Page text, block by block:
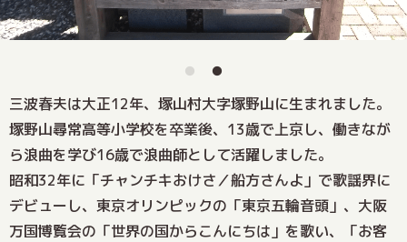
三波春夫は大正12年、塚山村大字塚野山に生まれました。
塚野山尋常高等小学校を卒業後、13歳で上京し、働きなが
ら浪曲を学び16歳で浪曲師として活躍しました。
昭和32年に「チャンチキおけさ／船方さんよ」で歌謡界に
デビューし、東京オリンピックの「東京五輪音頭」、大阪
万国博覧会の「世界の国からこんにちは」を歌い、「お客